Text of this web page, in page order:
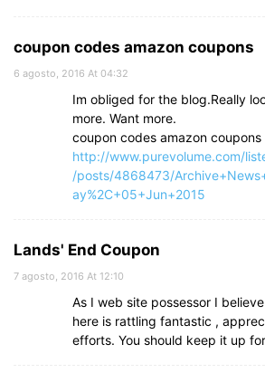
coupon codes amazon coupons
6 agosto, 2016 At 04:32
Im obliged for the blog.Really
more. Want more.
coupon codes amazon coupons
http://www.purevolume.com/
/posts/4868473/
ay%2C+05+Jun+2015
Lands' End Coupon
7 agosto, 2016 At 12:10
As I web site possessor I
here is rattling fantastic ,
efforts. You should keep it up